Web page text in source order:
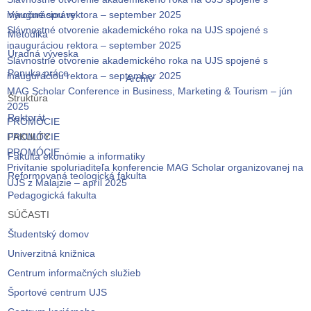
Výročné správy
Metodika
Úradná výveska
Ponuka práce
Archív
Štruktúra
Rektorát
FAKULTY
Fakulta ekonómie a informatiky
Reformovaná teologická fakulta
Pedagogická fakulta
SÚČASTI
Študentský domov
Univerzitná knižnica
Centrum informačných služieb
Športové centrum UJS
inauguráciou rektora – september 2025
Slávnostné otvorenie akademického roka na UJS spojené s
inauguráciou rektora – september 2025
Slávnostné otvorenie akademického roka na UJS spojené s
inauguráciou rektora – september 2025
MAG Scholar Conference in Business, Marketing & Tourism – jún
2025
PROMÓCIE
PROMÓCIE
PROMÓCIE
Privítanie spoluriaditeľa konferencie MAG Scholar organizovanej na
UJS z Malajzie – apríl 2025